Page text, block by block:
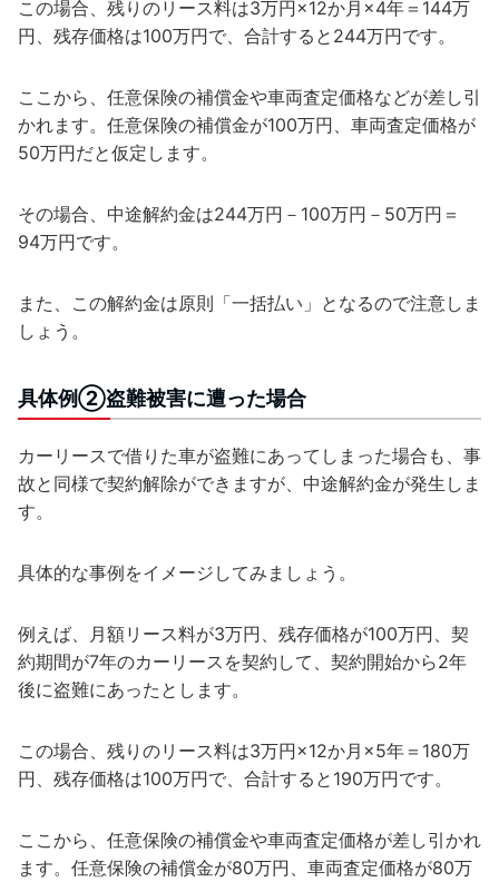
この場合、残りのリース料は3万円×12か月×4年＝144万
円、残存価格は100万円で、合計すると244万円です。
ここから、任意保険の補償金や車両査定価格などが差し引
かれます。任意保険の補償金が100万円、車両査定価格が
50万円だと仮定します。
その場合、中途解約金は244万円－100万円－50万円＝
94万円です。
また、この解約金は原則「一括払い」となるので注意しま
しょう。
具体例②盗難被害に遭った場合
カーリースで借りた車が盗難にあってしまった場合も、事
故と同様で契約解除ができますが、中途解約金が発生しま
す。
具体的な事例をイメージしてみましょう。
例えば、月額リース料が3万円、残存価格が100万円、契
約期間が7年のカーリースを契約して、契約開始から2年
後に盗難にあったとします。
この場合、残りのリース料は3万円×12か月×5年＝180万
円、残存価格は100万円で、合計すると190万円です。
ここから、任意保険の補償金や車両査定価格が差し引かれ
ます。任意保険の補償金が80万円、車両査定価格が80万